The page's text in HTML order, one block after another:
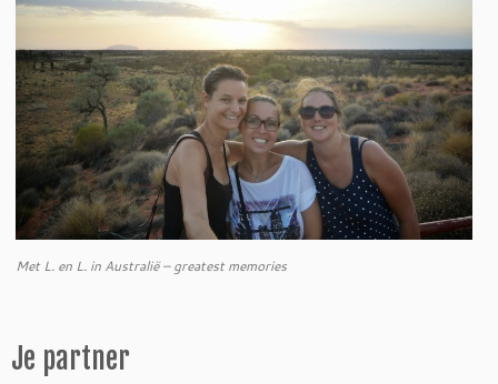
Met L. en L. in Australië – greatest memories
Je partner